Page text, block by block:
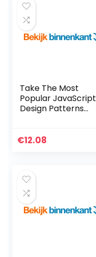
(English Edition)
Paperback – 12
maart 2022
Take The Most
Popular JavaScript
Design Patterns
editie
€12.08